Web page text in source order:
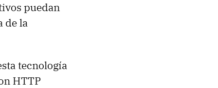
puedan
de la
tecnología
HTTP